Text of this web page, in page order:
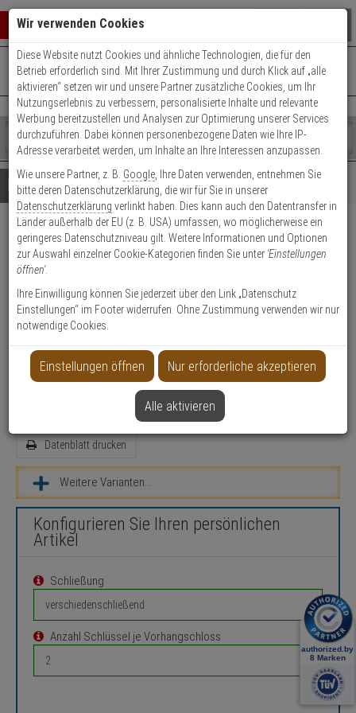
Warenkorb schließen
0 ARTIKEL IM WARENKORB
Ihr Warenkorb ist momentan leer.
Ergebnisse ()
Fertig
Shop
durchsuchen
Bitte
geben
Sie
mindestens
Zeichen
ein,
um
Suche
Es
wurde
noch
Kategorien
Suche
gestartet
+49 (0)821 899 493-0Mo. - Do.: 8:00 - 16:30 | Fr.: 8:00 - 14:00 Uhr
Kontaktservice nutzen
Details Beratung
ABUS TITALIUM 54TI/35
Vorhangschloss
Vorhangschloss - Modell: Titalium, Titalium 54TI
Sicherheitsstufe: 3
Einsatzbereich: Innenbereich, Außenbereich, Gewerbeobjekte,
Haus, Wohnung, Werkzeugkiste, Spind
Datenblatt drucken
Weitere Varianten...
Konfigurieren Sie Ihren persönlichen
Artikel
Schließung
Anzahl Schlüssel je Vorhangschloss
Wir verwenden Cookies
Diese Website nutzt Cookies und ähnliche Technologien, die für den
Betrieb erforderlich sind. Mit Ihrer Zustimmung und durch Klick auf „alle
aktivieren“ setzen wir und unsere Partner zusätzliche Cookies, um Ihr
Nutzungserlebnis zu verbessern, personalisierte Inhalte und relevante
Werbung bereitzustellen und Analysen zur Optimierung unserer Services
durchzuführen. Dabei können personenbezogene Daten wie Ihre IP-
Adresse verarbeitet werden, um Inhalte an Ihre Interessen anzupassen.
Wie unsere Partner, z. B. Google , Ihre Daten verwenden, entnehmen Sie
bitte deren Datenschutzerklärung, die wir für Sie in unserer
Datenschutzerklärung verlinkt haben. Dies kann auch den Datentransfer in
Länder außerhalb der EU (z. B. USA) umfassen, wo möglicherweise ein
geringeres Datenschutzniveau gilt. Weitere Informationen und Optionen
zur Auswahl einzelner Cookie-Kategorien finden Sie unter 'Einstellungen
öffnen'.
Ihre Einwilligung können Sie jederzeit über den Link „Datenschutz
Einstellungen“ im Footer widerrufen. Ohne Zustimmung verwenden wir nur
notwendige Cookies.
Einstellungen öffnen Nur erforderliche akzeptieren
Alle aktivieren